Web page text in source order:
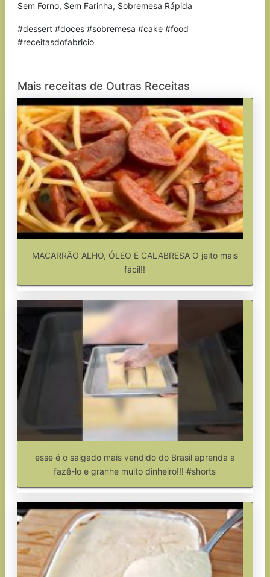
Sem Forno, Sem Farinha, Sobremesa Rápida
#dessert #doces #sobremesa #cake #food
#receitasdofabricio
Mais receitas de Outras Receitas
MACARRÃO ALHO, ÓLEO E CALABRESA O jeito mais
fácil!!
esse é o salgado mais vendido do Brasil aprenda a
fazê-lo e granhe muito dinheiro!!! #shorts